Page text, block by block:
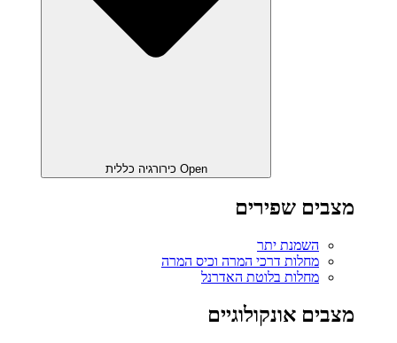
Open כירורגיה כללית
מצבים שפירים
השמנת יתר
מחלות דרכי המרה וכיס המרה
מחלות בלוטת האדרנל
מצבים אונקולוגיים